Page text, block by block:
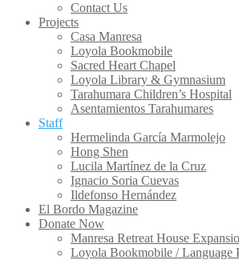
Contact Us
Projects
Casa Manresa
Loyola Bookmobile
Sacred Heart Chapel
Loyola Library & Gymnasium
Tarahumara Children’s Hospital
Asentamientos Tarahumares
Staff
Hermelinda García Marmolejo
Hong Shen
Lucila Martínez de la Cruz
Ignacio Soria Cuevas
Ildefonso Hernández
El Bordo Magazine
Donate Now
Manresa Retreat House
Loyola Bookmobile / Language